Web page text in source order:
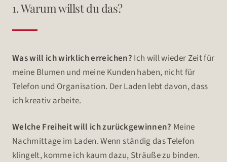
1. Warum willst du das?
Was will ich wirklich erreichen? Ich will wieder Zeit für
meine Blumen und meine Kunden haben, nicht für
Telefon und Organisation. Der Laden lebt davon, dass
ich kreativ arbeite.
Welche Freiheit will ich zurückgewinnen? Meine
Nachmittage im Laden. Wenn ständig das Telefon
klingelt, komme ich kaum dazu, Sträuße zu binden.